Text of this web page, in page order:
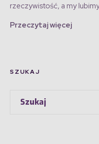
rzeczywistość, a my
Przeczytaj więcej
SZUKAJ